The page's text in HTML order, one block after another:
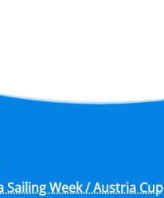
Sailing Week / Austria Cup